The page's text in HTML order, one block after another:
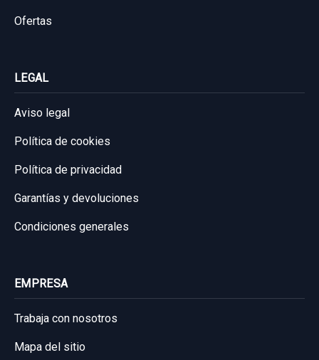
Ofertas
LEGAL
Aviso legal
Política de cookies
Política de privacidad
Garantías y devoluciones
Condiciones generales
EMPRESA
Trabaja con nosotros
Mapa del sitio